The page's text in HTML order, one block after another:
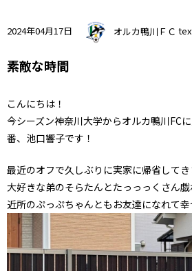
2024年04月17日 オルカ鴨川ＦＣ
素敵な時間
こんにちは！
今シーズン神奈川大学からオルカ鴨川FC
番、池口響子です！
最近のオフで久しぶりに実家に帰省してき
大好きな弟のそらたんとたっっっくさん戯
近所のぷっぷちゃんともお友達になれて幸